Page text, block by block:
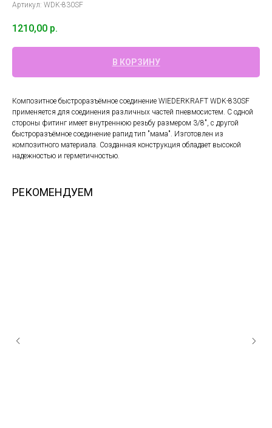
Артикул: WDK-830SF
1210,00 р.
В КОРЗИНУ
Композитное быстроразъёмное соединение WIEDERKRAFT WDK-830SF
применяется для соединения различных частей пневмосистем. С одной
стороны фитинг имеет внутреннюю резьбу размером 3/8", с другой
быстроразъёмное соединение рапид тип "мама". Изготовлен из
композитного материала. Созданная конструкция обладает высокой
надежностью и герметичностью.
РЕКОМЕНДУЕМ